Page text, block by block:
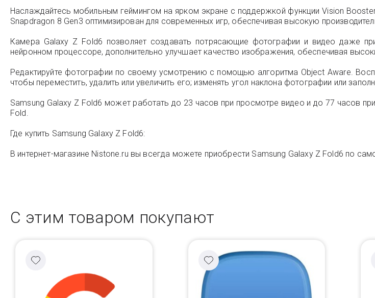
Наслаждайтесь мобильным геймингом на ярком экране с поддержкой функции Vision
Snapdragon 8 Gen3 оптимизирован для современных игр, обеспечивая высокую
Камера Galaxy Z Fold6 позволяет создавать потрясающие фотографии и видео даже
нейронном процессоре, дополнительно улучшает качество изображения, обеспечивая
Редактируйте фотографии по своему усмотрению с помощью алгоритма Object Aware.
чтобы переместить, удалить или увеличить его; изменять угол наклона фотографии или
Samsung Galaxy Z Fold6 может работать до 23 часов при просмотре видео и до 77 часов
Fold.
Где купить Samsung Galaxy Z Fold6:
В интернет-магазине Nistone.ru вы всегда можете приобрести Samsung Galaxy Z Fold6 по
С этим товаром покупают